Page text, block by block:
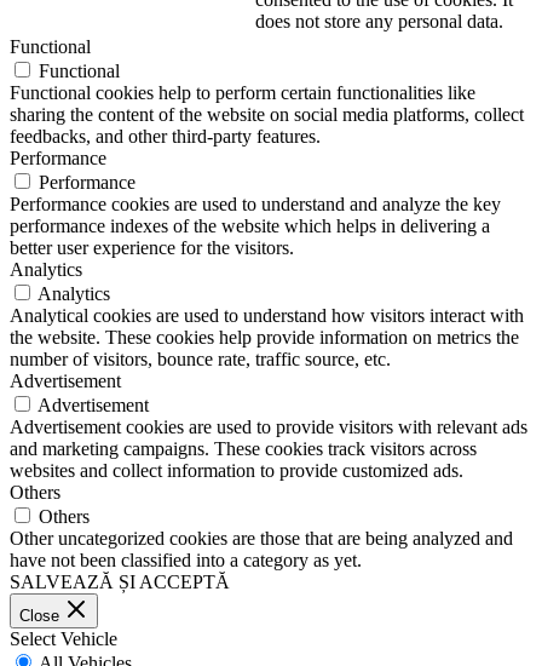
does not store any personal data.
Functional
Functional
Functional cookies help to perform certain functionalities like
sharing the content of the website on social media platforms, collect
feedbacks, and other third-party features.
Performance
Performance
Performance cookies are used to understand and analyze the key
performance indexes of the website which helps in delivering a
better user experience for the visitors.
Analytics
Analytics
Analytical cookies are used to understand how visitors interact with
the website. These cookies help provide information on metrics the
number of visitors, bounce rate, traffic source, etc.
Advertisement
Advertisement
Advertisement cookies are used to provide visitors with relevant ads
and marketing campaigns. These cookies track visitors across
websites and collect information to provide customized ads.
Others
Others
Other uncategorized cookies are those that are being analyzed and
have not been classified into a category as yet.
SALVEAZĂ ȘI ACCEPTĂ
Close
Select Vehicle